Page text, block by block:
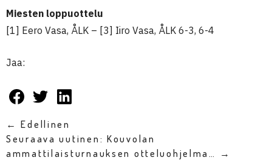
Miesten loppuottelu
[1] Eero Vasa, ÅLK – [3] Iiro Vasa, ÅLK 6-3, 6-4
Jaa:
← Edellinen
Seuraava uutinen: Kouvolan
ammattilaisturnauksen otteluohjelma… →